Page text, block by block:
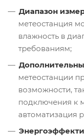
Диапазон
метеостанция
влажность в
требованиям;
метеостанции
возможности,
подключения к
автоматизация